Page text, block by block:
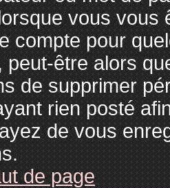
vous vous
compte pour
peut-être alors
de supprimer
rien posté
de vous
de page